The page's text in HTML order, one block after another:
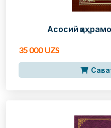
Асосий
35 000 UZS